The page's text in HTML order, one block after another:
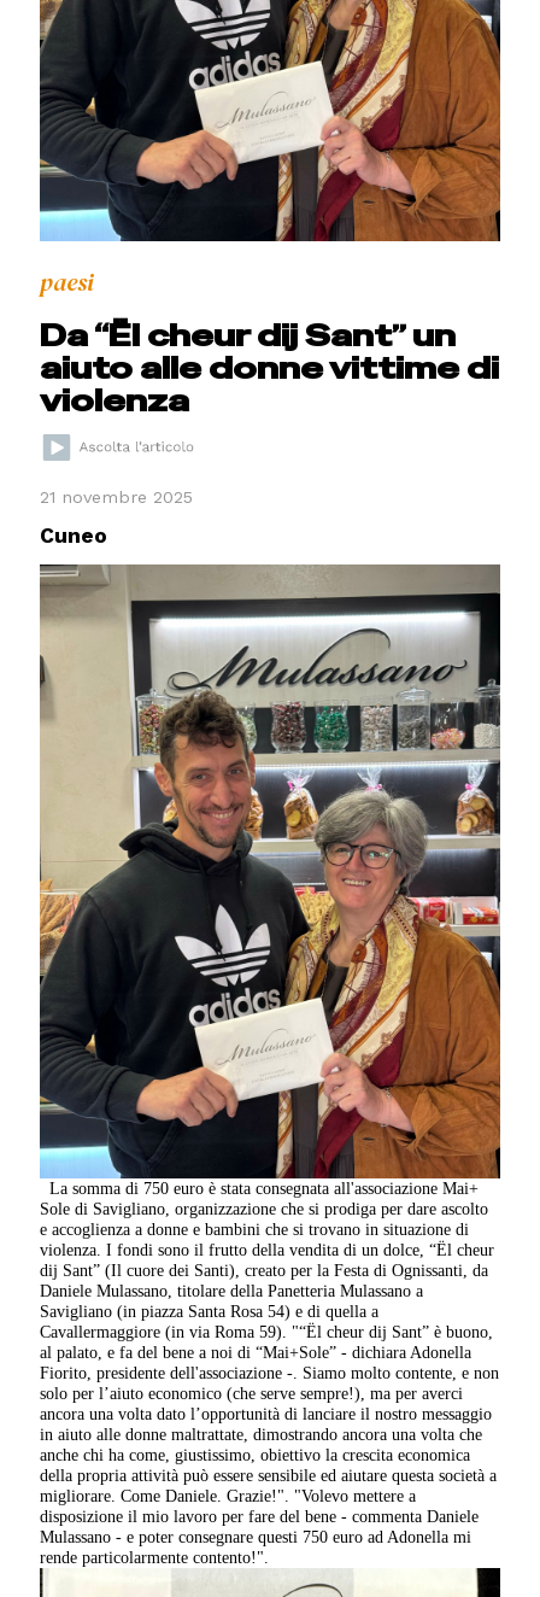
paesi
Da “Ël cheur dij Sant” un
aiuto alle donne vittime di
violenza
21 novembre 2025
Cuneo
La somma di 750 euro è stata consegnata all'associazione Mai+
Sole di Savigliano, organizzazione che si prodiga per dare ascolto
e accoglienza a donne e bambini che si trovano in situazione di
violenza. I fondi sono il frutto della vendita di un dolce, “Ël cheur
dij Sant” (Il cuore dei Santi), creato per la Festa di Ognissanti, da
Daniele Mulassano, titolare della Panetteria Mulassano a
Savigliano (in piazza Santa Rosa 54) e di quella a
Cavallermaggiore (in via Roma 59). "“Ël cheur dij Sant” è buono,
al palato, e fa del bene a noi di “Mai+Sole” - dichiara Adonella
Fiorito, presidente dell'associazione -. Siamo molto contente, e non
solo per l’aiuto economico (che serve sempre!), ma per averci
ancora una volta dato l’opportunità di lanciare il nostro messaggio
in aiuto alle donne maltrattate, dimostrando ancora una volta che
anche chi ha come, giustissimo, obiettivo la crescita economica
della propria attività può essere sensibile ed aiutare questa società a
migliorare. Come Daniele. Grazie!". "Volevo mettere a
disposizione il mio lavoro per fare del bene - commenta Daniele
Mulassano - e poter consegnare questi 750 euro ad Adonella mi
rende particolarmente contento!".